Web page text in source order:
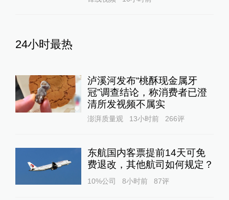
24小时最热
泸溪河发布“桃酥现金属牙
冠”调查结论，称消费者已澄
清所发视频不属实
澎湃质量观 13小时前 266评
东航国内客票提前14天可免
费退改，其他航司如何规定？
10%公司 8小时前 87评